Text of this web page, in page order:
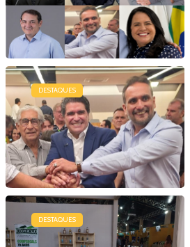
DESTAQUES
DESTAQUES